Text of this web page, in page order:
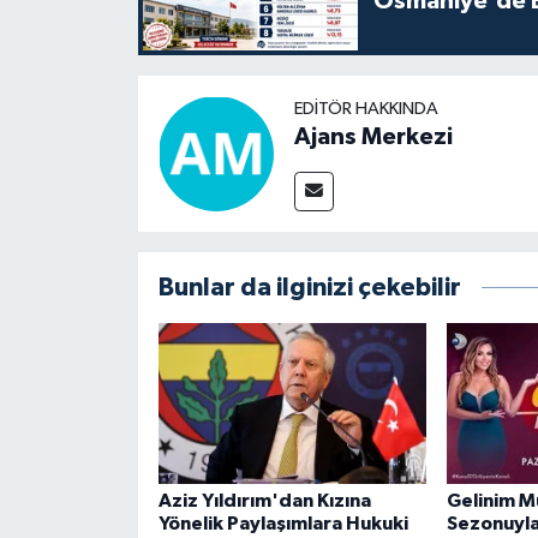
EDITÖR HAKKINDA
Ajans Merkezi
Bunlar da ilginizi çekebilir
Aziz Yıldırım'dan Kızına
Yönelik Paylaşımlara Hukuki
Gelinim